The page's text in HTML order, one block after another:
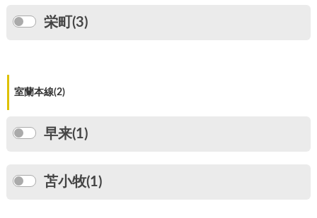
栄町(3)
室蘭本線(2)
早来(1)
苫小牧(1)